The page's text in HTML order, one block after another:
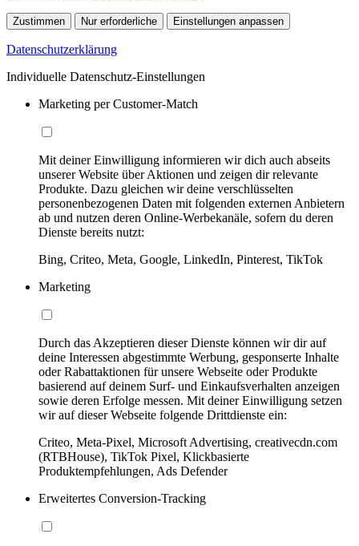
Zustimmen Nur erforderliche Einstellungen anpassen
Datenschutzerklärung
Individuelle Datenschutz-Einstellungen
Marketing per Customer-Match
Mit deiner Einwilligung informieren wir dich auch abseits
unserer Website über Aktionen und zeigen dir relevante
Produkte. Dazu gleichen wir deine verschlüsselten
personenbezogenen Daten mit folgenden externen Anbietern
ab und nutzen deren Online-Werbekanäle, sofern du deren
Dienste bereits nutzt:
Bing, Criteo, Meta, Google, LinkedIn, Pinterest, TikTok
Marketing
Durch das Akzeptieren dieser Dienste können wir dir auf
deine Interessen abgestimmte Werbung, gesponserte Inhalte
oder Rabattaktionen für unsere Webseite oder Produkte
basierend auf deinem Surf- und Einkaufsverhalten anzeigen
sowie deren Erfolge messen. Mit deiner Einwilligung setzen
wir auf dieser Webseite folgende Drittdienste ein:
Criteo, Meta-Pixel, Microsoft Advertising, creativecdn.com
(RTBHouse), TikTok Pixel, Klickbasierte
Produktempfehlungen, Ads Defender
Erweitertes Conversion-Tracking